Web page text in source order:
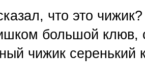
что это
большой клюв,
чижик серенький